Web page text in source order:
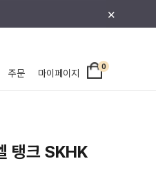
×
주문 마이페이지
0
탱크 SKHK